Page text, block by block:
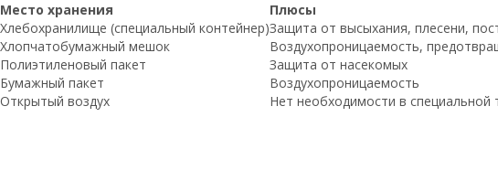
Место хранения
Плюсы
Хлебохранилище (специальный контейнер)Защита от высыхания, плесени,
Хлопчатобумажный мешок
Воздухопроницаемость,
Полиэтиленовый пакет
Защита от насекомых
Бумажный пакет
Воздухопроницаемость
Открытый воздух
Нет необходимости в специальной